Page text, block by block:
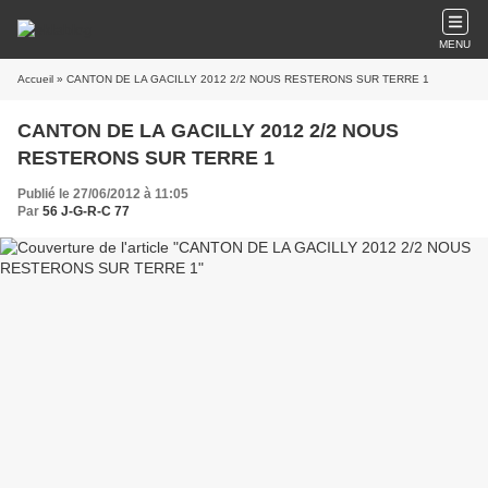
MENU
Accueil » CANTON DE LA GACILLY 2012 2/2 NOUS RESTERONS SUR TERRE 1
CANTON DE LA GACILLY 2012 2/2 NOUS
RESTERONS SUR TERRE 1
Publié le 27/06/2012 à 11:05
Par 56 J-G-R-C 77